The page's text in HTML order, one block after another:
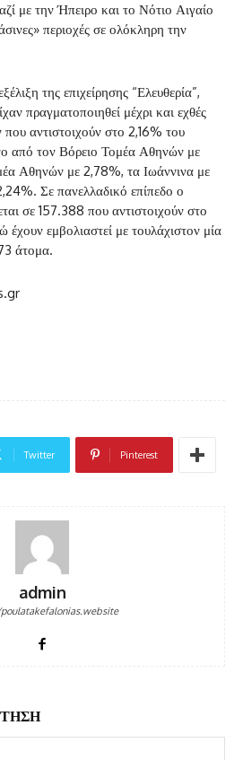
με την Ήπειρο και το Νότιο Αιγαίο
περιοχές σε ολόκληρη την
της επιχείρησης “Ελευθερία”,
πραγματοποιηθεί μέχρι και εχθές
αντιστοιχούν στο 2,16% του
από τον Βόρειο Τομέα Αθηνών με
Αθηνών με 2,78%, τα Ιωάννινα με
Σε πανελλαδικό επίπεδο ο
σε 157.388 που αντιστοιχούν στο
εμβολιαστεί με τουλάχιστον μία
άτομα.
Twitter Pinterest
admin